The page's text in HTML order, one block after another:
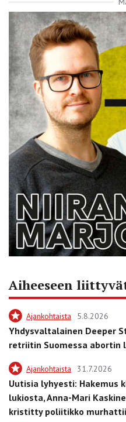
Aiheeseen
Ajankohtaista 5.8.2026
Yhdysvaltalainen Deeper
retriitin Suomessa abortin
Ajankohtaista 31.7.2026
Uutisia lyhyesti: Hakemus
lukiosta, Anna-Mari
kristitty poliitikko